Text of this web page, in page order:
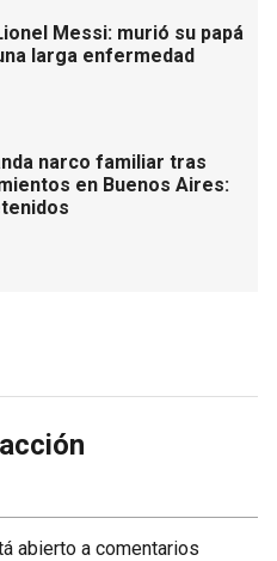
Messi: murió su papá
larga enfermedad
narco familiar tras
en Buenos Aires:
abierto a comentarios